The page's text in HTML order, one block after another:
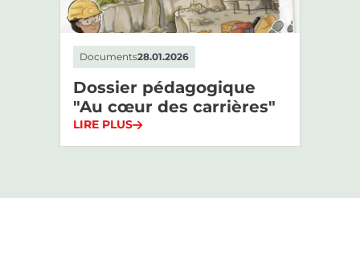
Documents28.01.2026
Dossier pédagogique
"Au cœur des carrières"
LIRE PLUS